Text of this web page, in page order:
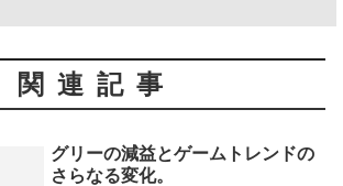
関連記事
グリーの減益とゲームトレンドの
さらなる変化。